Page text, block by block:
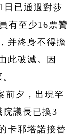
日已通過對莎
有至少16票贊
并終身不得擔
此破滅。因
前夕，出現罕
院議長已換3
卡耶塔諾接替